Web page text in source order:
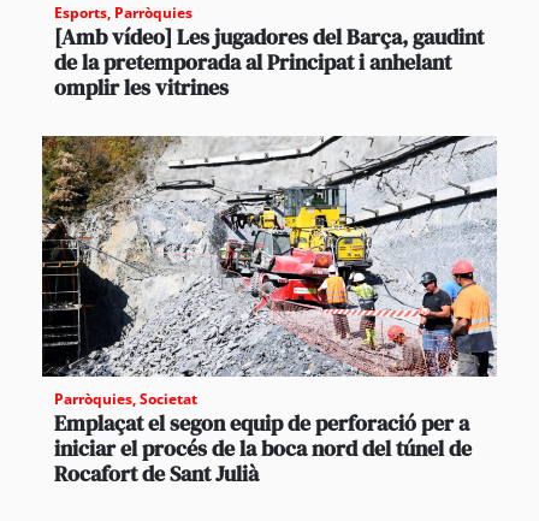
Esports, Parròquies
[Amb vídeo] Les jugadores del Barça, gaudint
de la pretemporada al Principat i anhelant
omplir les vitrines
Parròquies,Societat
Emplaçat el segon equip de perforació per a
iniciar el procés de la boca nord del túnel de
Rocafort de Sant Julià